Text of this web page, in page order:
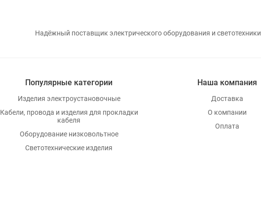
Надёжный поставщик электрического оборудования и светотехники
Популярные категории
Изделия электроустановочные
Кабели, провода и изделия для прокладки
кабеля
Оборудование низковольтное
Светотехнические изделия
Наша компания
Доставка
О компании
Оплата